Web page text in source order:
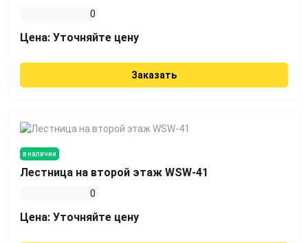
0
Цена: Уточняйте цену
Заказать
в наличии
Лестница на второй этаж WSW-41
0
Цена: Уточняйте цену